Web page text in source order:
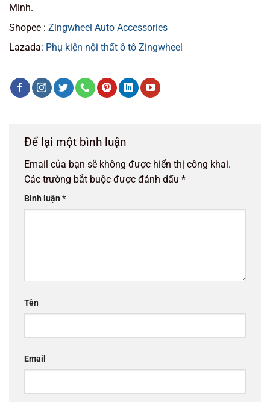
Minh.
Shopee : Zingwheel Auto Accessories
Lazada: Phụ kiện nội thất ô tô Zingwheel
Để lại một bình luận
Email của bạn sẽ không được hiển thị công khai.
Các trường bắt buộc được đánh dấu *
Bình luận*
Tên
Email